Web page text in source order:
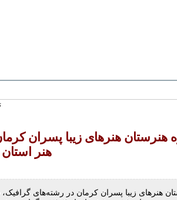
آسمانی شد
احراز تصرفات مالکانه
شعر عاشورایی در بزرگ‌ترین خانه
جهان / سوگواره ملی چشمه‌سار در
هنرستان هنرهای زیبا پسران
هنر استان
هنرهای زیبا پسران کرمان در رشته‌های